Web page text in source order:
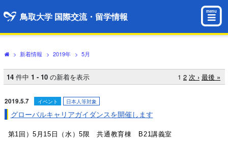
鳥取大学 国際交流・留学情報 menu
> 新着情報 > 2019年 > 5月
14 件中 1 - 10 の新着を表示 1 2 次 › 最後 »
2019.5.7 イベント 日本人等対象
グローバルキャリアガイダンスを開催します
第1回）5月15日（水）5限 共通教育棟 B21講義室